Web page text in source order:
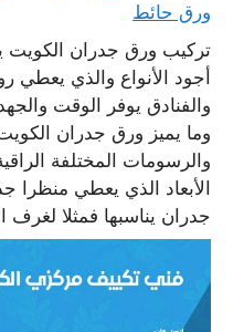
ورق حائط
تركيب ورق جدران الكويت
أجود الأنواع والذي يعطي
والفنادق يوفر الوقت
وما يميز ورق جدران الكويت
والرسومات المختلفة
الأبعاد الذي يعطي منظرا
جدران يناسبها فمثلا لغرف